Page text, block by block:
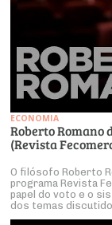
ECONOMIA
Roberto Romano
(Revista
O filósofo Roberto
programa Revista
papel do voto e o
dos temas